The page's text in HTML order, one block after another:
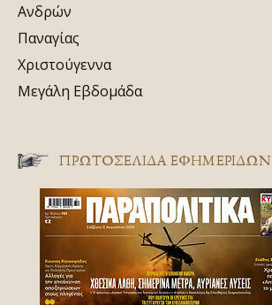
Ανδρών
Παναγίας
Χριστούγεννα
Μεγάλη Εβδομάδα
ΠΡΩΤΟΣΈΛΙΔΑ ΕΦΗΜΕΡΊΔΩΝ